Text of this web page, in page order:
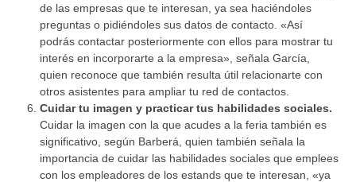
de las empresas que te interesan, ya sea haciéndoles
preguntas o pidiéndoles sus datos de contacto. «Así
podrás contactar posteriormente con ellos para mostrar tu
interés en incorporarte a la empresa», señala García,
quien reconoce que también resulta útil relacionarte con
otros asistentes para ampliar tu red de contactos.
Cuidar tu imagen y practicar tus habilidades sociales.
Cuidar la imagen con la que acudes a la feria también es
significativo, según Barberá, quien también señala la
importancia de cuidar las habilidades sociales que emplees
con los empleadores de los estands que te interesan, «ya